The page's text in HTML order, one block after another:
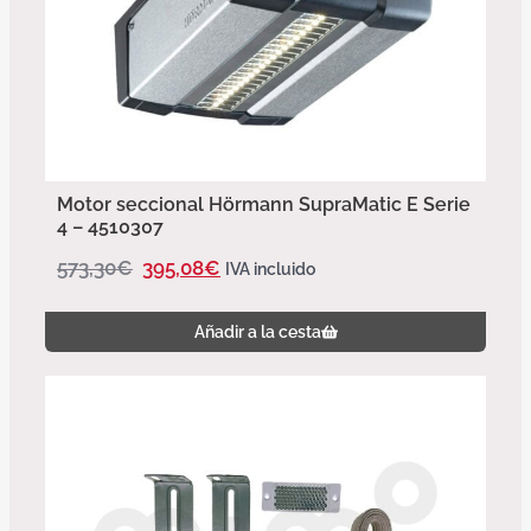
Motor seccional Hörmann SupraMatic E Serie
4 – 4510307
573,30€ 395,08€ IVA incluido
Añadir a la cesta